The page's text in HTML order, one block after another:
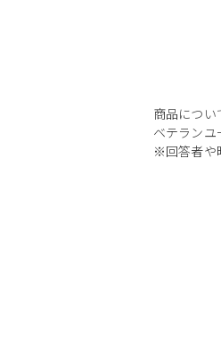
商品につい
ベテランユ
※回答者や